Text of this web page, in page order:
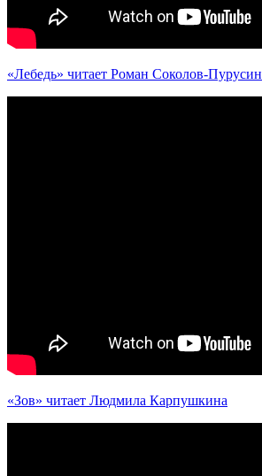
«Лебедь» читает Роман Соколов-Пурусин
«Зов» читает Людмила Карпушкина